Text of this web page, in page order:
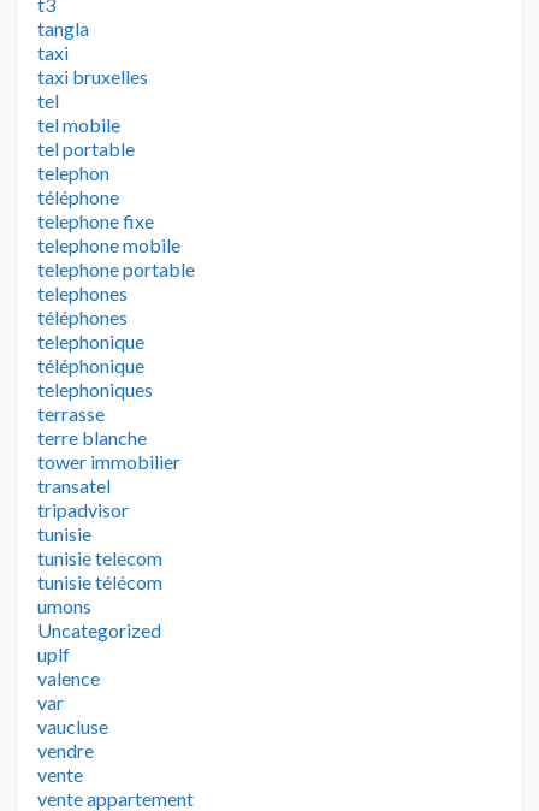
tangla
taxi
taxi bruxelles
tel
tel mobile
tel portable
telephon
téléphone
telephone fixe
telephone mobile
telephone portable
telephones
téléphones
telephonique
téléphonique
telephoniques
terrasse
terre blanche
tower immobilier
transatel
tripadvisor
tunisie
tunisie telecom
tunisie télécom
umons
Uncategorized
uplf
valence
var
vaucluse
vendre
vente
vente appartement